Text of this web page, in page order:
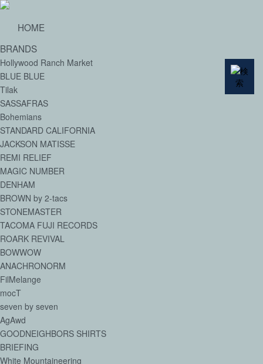
HOME
BRANDS
Hollywood Ranch Market
BLUE BLUE
Tilak
SASSAFRAS
Bohemians
STANDARD CALIFORNIA
JACKSON MATISSE
REMI RELIEF
MAGIC NUMBER
DENHAM
BROWN by 2-tacs
STONEMASTER
TACOMA FUJI RECORDS
ROARK REVIVAL
BOWWOW
ANACHRONORM
FilMelange
mocT
seven by seven
AgAwd
GOODNEIGHBORS SHIRTS
BRIEFING
White Mountaineering